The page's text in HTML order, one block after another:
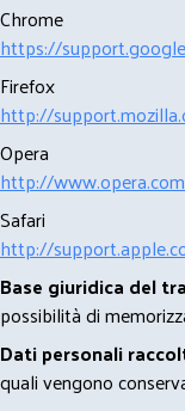
Chrome
https://
Firefox
http://
Opera
http://
Safari
http://
Base giuridica del
possibilità di
Dati personali
quali vengono